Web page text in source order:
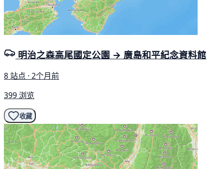
明治之森高尾國定公園 → 廣島和平紀念資料館
8 站点 · 2个月前
399 浏览
收藏